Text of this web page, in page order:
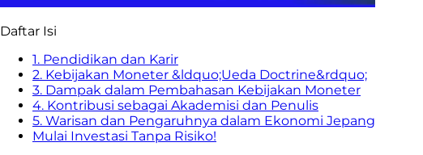
Daftar Isi
1. Pendidikan dan Karir
2. Kebijakan Moneter &ldquo;Ueda Doctrine&rdquo;
3. Dampak dalam Pembahasan Kebijakan Moneter
4. Kontribusi sebagai Akademisi dan Penulis
5. Warisan dan Pengaruhnya dalam Ekonomi Jepang
Mulai Investasi Tanpa Risiko!